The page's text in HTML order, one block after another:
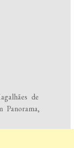
de